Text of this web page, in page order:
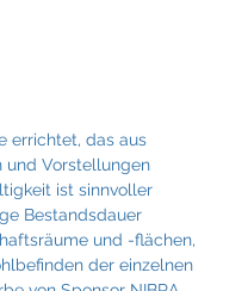
errichtet, das aus
und Vorstellungen
ist sinnvoller
Bestandsdauer
und -flächen,
der einzelnen